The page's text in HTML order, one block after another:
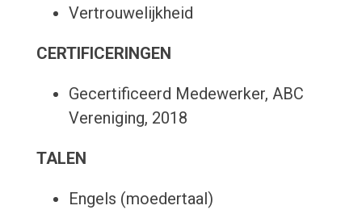
Vertrouwelijkheid
CERTIFICERINGEN
Gecertificeerd Medewerker, ABC
Vereniging, 2018
TALEN
Engels (moedertaal)